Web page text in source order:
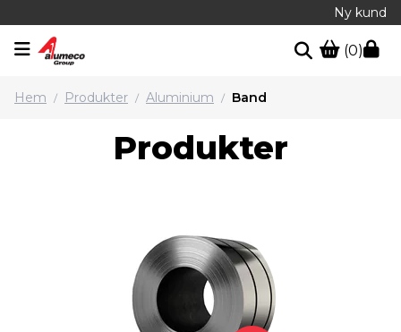
Ny kund
(0)
Hem / Produkter / Aluminium / Band
Produkter